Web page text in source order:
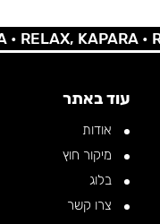
KAPARA •
עוד באתר
אודות
מיקור חוץ
בלוג
צרו קשר